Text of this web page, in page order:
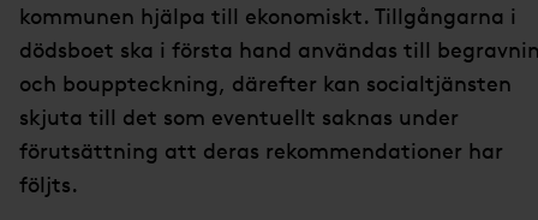
kommunen hjälpa till ekonomiskt. Tillgångarna i
dödsboet ska i första hand användas till
och bouppteckning, därefter kan socialtjänsten
skjuta till det som eventuellt saknas under
förutsättning att deras rekommendationer har
följts.